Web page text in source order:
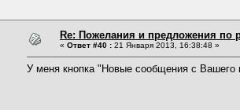
Re: Пожелания и предложения по
« Ответ #40 : 21 Января 2013, 16:38:48 »
У меня кнопка "Новые сообщения с Вашего